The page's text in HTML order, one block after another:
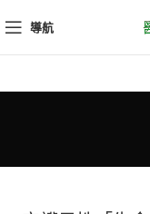
導航